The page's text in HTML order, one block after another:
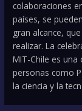
colaboraciones
países, se
gran alcance,
realizar. La
MIT-Chile es
personas como
la ciencia y la